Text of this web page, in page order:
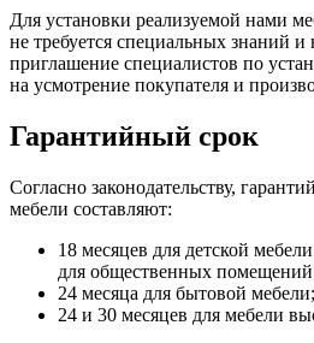
Для установки реализуемой нами
не требуется специальных знаний
приглашение специалистов по
на усмотрение покупателя и
Гарантийный срок
Согласно законодательству,
мебели составляют:
18 месяцев для детской
для общественных
24 месяца для бытовой мебели;
24 и 30 месяцев для мебели